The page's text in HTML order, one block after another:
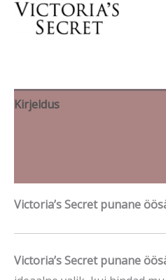
Kirjeldus
Victoria’s Secret punane
Victoria’s Secret punane